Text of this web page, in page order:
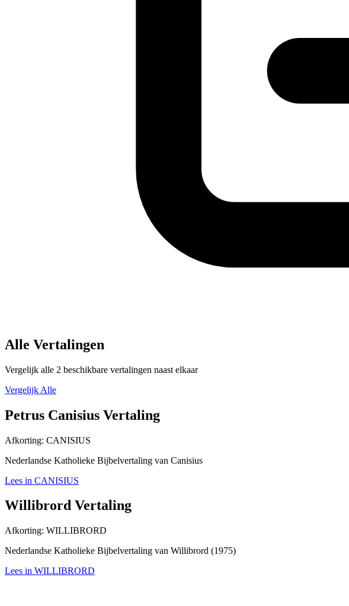
Alle Vertalingen
Vergelijk alle 2 beschikbare vertalingen naast elkaar
Vergelijk Alle
Petrus Canisius Vertaling
Afkorting: CANISIUS
Nederlandse Katholieke Bijbelvertaling van Canisius
Lees in CANISIUS
Willibrord Vertaling
Afkorting: WILLIBRORD
Nederlandse Katholieke Bijbelvertaling van Willibrord (1975)
Lees in WILLIBRORD